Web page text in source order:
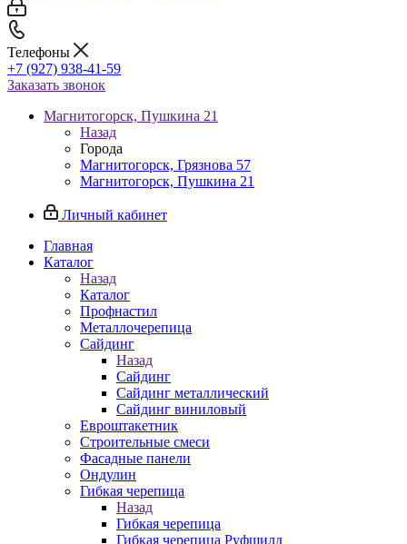
Телефоны
+7 (927) 938-41-59
Заказать звонок
Магнитогорск, Пушкина 21
Назад
Города
Магнитогорск, Грязнова 57
Магнитогорск, Пушкина 21
Личный кабинет
Главная
Каталог
Назад
Каталог
Профнастил
Металлочерепица
Сайдинг
Назад
Сайдинг
Сайдинг металлический
Сайдинг виниловый
Евроштакетник
Строительные смеси
Фасадные панели
Ондулин
Гибкая черепица
Назад
Гибкая черепица
Гибкая черепица Руфшилд